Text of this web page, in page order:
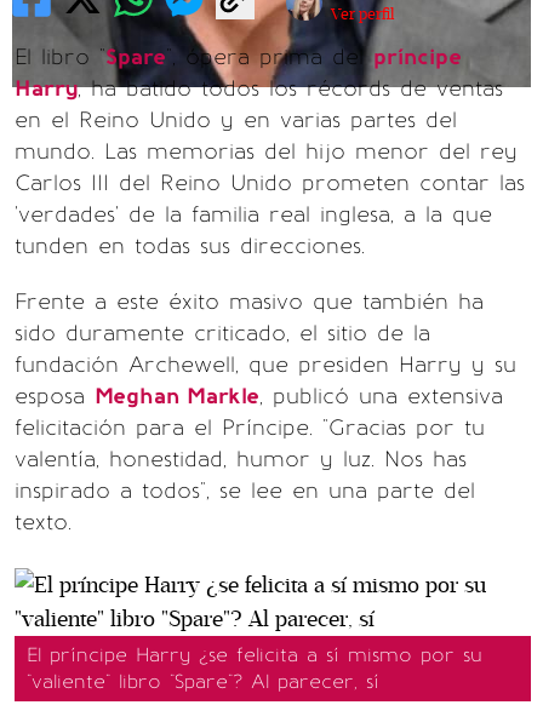
Ver perfil
El libro "Spare", ópera prima delpríncipe
Harry, ha batido todos los récords de ventas
en el Reino Unido y en varias partes del
mundo. Las memorias del hijo menor del rey
Carlos III del Reino Unido prometen contar las
'verdades' de la familia real inglesa, a la que
tunden en todas sus direcciones.
Frente a este éxito masivo que también ha
sido duramente criticado, el sitio de la
fundación Archewell, que presiden Harry y su
esposa Meghan Markle, publicó una extensiva
felicitación para el Príncipe. "Gracias por tu
valentía, honestidad, humor y luz. Nos has
inspirado a todos", se lee en una parte del
texto.
El príncipe Harry ¿se felicita a sí mismo por su
"valiente" libro "Spare"? Al parecer, sí